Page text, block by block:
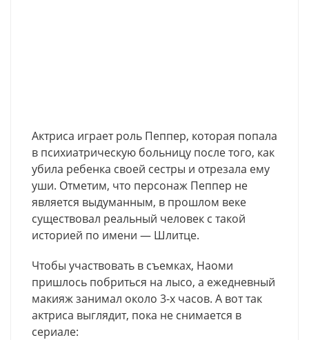
Актриса играет роль Пеппер, которая попала
в психиатрическую больницу после того, как
убила ребенка своей сестры и отрезала ему
уши. Отметим, что персонаж Пеппер не
является выдуманным, в прошлом веке
существовал реальный человек с такой
историей по имени — Шлитце.
Чтобы участвовать в съемках, Наоми
пришлось побриться на лысо, а ежедневный
макияж занимал около 3-х часов. А вот так
актриса выглядит, пока не снимается в
сериале: